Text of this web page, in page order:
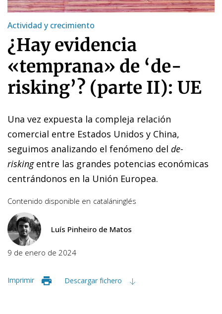
Actividad y crecimiento
¿Hay evidencia
«temprana» de ‘de-
risking’? (parte II): UE
Una vez expuesta la compleja relación
comercial entre Estados Unidos y China,
seguimos analizando el fenómeno del de-
riskingentre las grandes potencias económicas
centrándonos en la Unión Europea.
Contenido disponible en cataláninglés
Luís Pinheiro de Matos
9 de enero de 2024
Imprimir Descargar fichero